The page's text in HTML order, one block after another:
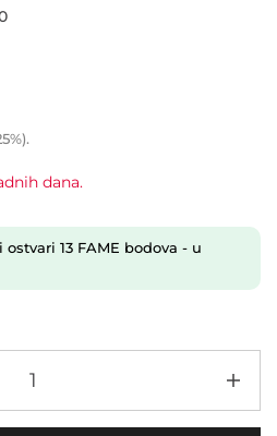
dana.
ostvari 13 FAME bodova - u